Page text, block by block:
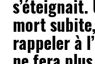
mort
rappeler à